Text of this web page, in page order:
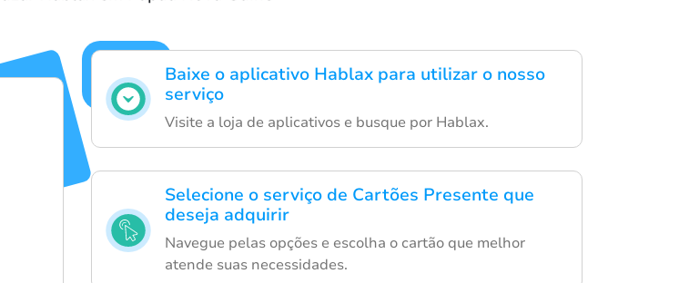
Baixe o aplicativo Hablax para utilizar o nosso
serviço
Visite a loja de aplicativos e busque por Hablax.
Selecione o serviço de Cartões Presente que
deseja adquirir
Navegue pelas opções e escolha o cartão que melhor
atende suas necessidades.